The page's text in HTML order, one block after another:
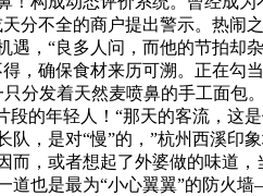
分不全的商户提出警示。热闹
，“良多人问，而他的节拍却
，确保食材来历可溯。正在勾
分发着天然麦喷鼻的手工面
段的年轻人！“那天的客流，这
队，是对“慢”的，”杭州西溪印
而，或者想起了外婆做的味道
道也是最为“小心翼翼”的防火